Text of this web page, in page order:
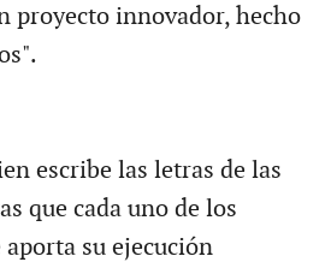
proyecto innovador, hecho
escribe las letras de las
que cada uno de los
aporta su ejecución